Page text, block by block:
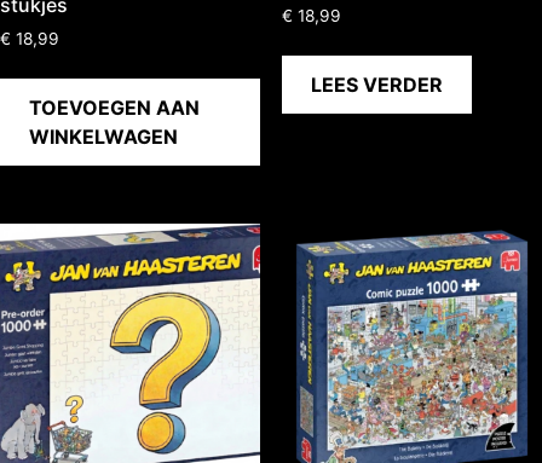
stukjes
€ 18,99
TOEVOEGEN AAN
WINKELWAGEN
€ 18,99
LEES VERDER